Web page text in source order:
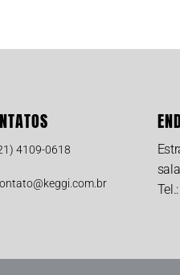
4109-0618